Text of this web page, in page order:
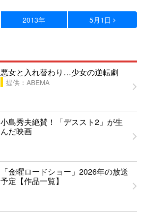
2013年 5月1日
悪女と入れ替わり…少女の逆転劇
提供：ABEMA
小島秀夫絶賛！「デススト2」が生
んだ映画
「金曜ロードショー」2026年の放送
予定【作品一覧】